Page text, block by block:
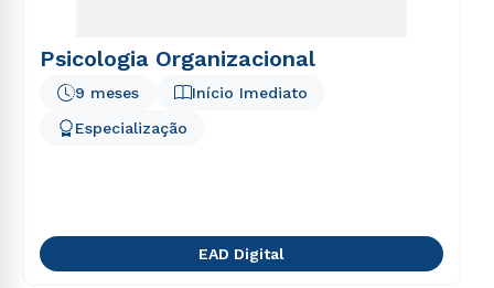
Psicologia Organizacional
Início Imediato
9 meses
Especialização
EAD Digital